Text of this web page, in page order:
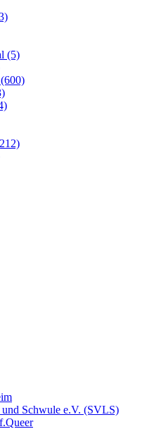
(5)
Schwule e.V. (SVLS)